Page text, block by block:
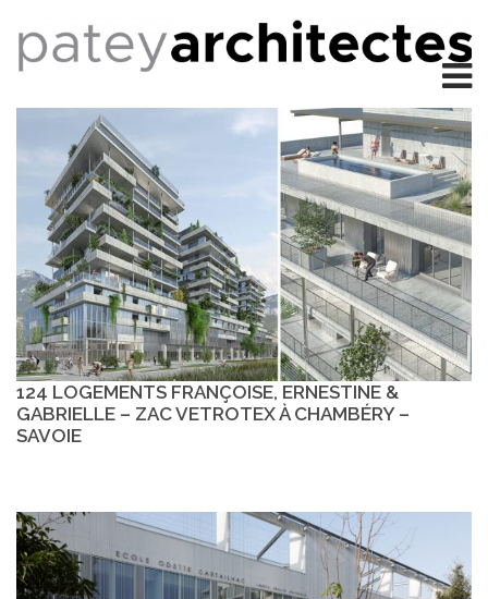
124 LOGEMENTS FRANÇOISE, ERNESTINE &
GABRIELLE – ZAC VETROTEX À CHAMBÉRY –
SAVOIE